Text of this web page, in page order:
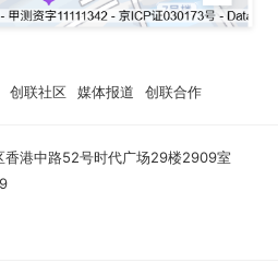
创联社区 媒体报道 创联合作
香港中路52号时代广场29楼2909室